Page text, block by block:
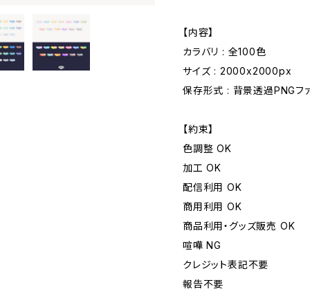
【内容】
カラバリ : 全100色
サイズ : 2000x2000px
保存形式 : 背景透過PNGフ
【約束】
色調整 OK
加工 OK
配信利用 OK
商用利用 OK
商品利用・グッズ販売 OK
喧嘩 NG
クレジット表記不要
報告不要